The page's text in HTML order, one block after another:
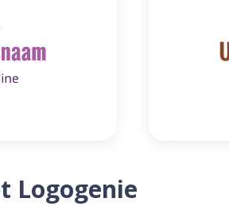
Logogenie